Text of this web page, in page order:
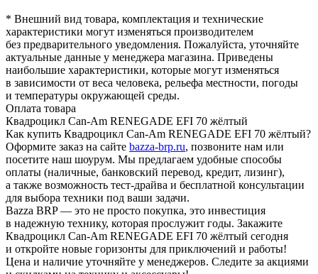
* Внешний вид товара, комплектация и технические
характеристики могут изменяться производителем
без предварительного уведомления. Пожалуйста, уточняйте
актуальные данные у менеджера магазина. Приведены
наибольшие характеристики, которые могут изменяться
в зависимости от веса человека, рельефа местности, погоды
и температуры окружающей среды.
Оплата товара
Квадроцикл Can-Am RENEGADE EFI 70 жёлтый
Как купить Квадроцикл Can-Am RENEGADE EFI 70 жёлтый?
Оформите заказ на сайте bazza-brp.ru, позвоните нам или
посетите наш шоурум. Мы предлагаем удобные способы
оплаты (наличные, банковский перевод, кредит, лизинг),
а также возможность тест-драйва и бесплатной консультации
для выбора техники под ваши задачи.
Bazza BRP — это не просто покупка, это инвестиция
в надежную технику, которая прослужит годы. Закажите
Квадроцикл Can-Am RENEGADE EFI 70 жёлтый сегодня
и откройте новые горизонты для приключений и работы!
Цена и наличие уточняйте у менеджеров. Следите за акциями